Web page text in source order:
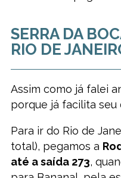
SERRA DA
RIO DE
Assim como já falei
porque já facilita seu
Para ir do Rio de
total), pegamos a
até a saída 273,